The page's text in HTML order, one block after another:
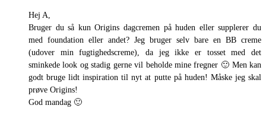
Hej A,
Bruger du så kun Origins dagcremen på huden eller supplerer du
med foundation eller andet? Jeg bruger selv bare en BB creme
(udover min fugtighedscreme), da jeg ikke er tosset med det
sminkede look og stadig gerne vil beholde mine fregner 🙂 Men kan
godt bruge lidt inspiration til nyt at putte på huden! Måske jeg skal
prøve Origins!
God mandag 🙂